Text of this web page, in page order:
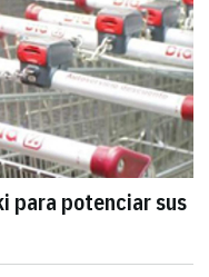
para potenciar sus